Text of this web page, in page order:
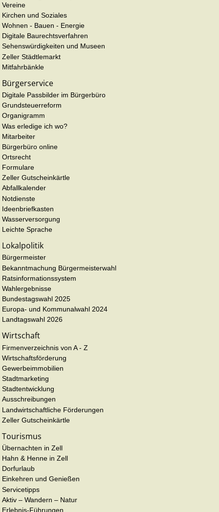
Vereine
Kirchen und Soziales
Wohnen - Bauen - Energie
Digitale Baurechtsverfahren
Sehenswürdigkeiten und Museen
Zeller Städtlemarkt
Mitfahrbänkle
Bürgerservice
Digitale Passbilder im Bürgerbüro
Grundsteuerreform
Organigramm
Was erledige ich wo?
Mitarbeiter
Bürgerbüro online
Ortsrecht
Formulare
Zeller Gutscheinkärtle
Abfallkalender
Notdienste
Ideenbriefkasten
Wasserversorgung
Leichte Sprache
Lokalpolitik
Bürgermeister
Bekanntmachung Bürgermeisterwahl
Ratsinformationssystem
Wahlergebnisse
Bundestagswahl 2025
Europa- und Kommunalwahl 2024
Landtagswahl 2026
Wirtschaft
Firmenverzeichnis von A - Z
Wirtschaftsförderung
Gewerbeimmobilien
Stadtmarketing
Stadtentwicklung
Ausschreibungen
Landwirtschaftliche Förderungen
Zeller Gutscheinkärtle
Tourismus
Übernachten in Zell
Hahn & Henne in Zell
Dorfurlaub
Einkehren und Genießen
Servicetipps
Aktiv – Wandern – Natur
Erlebnis-Führungen